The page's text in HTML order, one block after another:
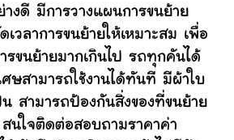
างดี มีการวางแผนการขนย้าย
เวลาการขนย้ายให้เหมาะสม เพื่อ
ารขนย้ายมากเกินไป รถทุกคันได้
ษสามารถใช้งานได้ทันที มีผ้าใบ
สามารถป้องกันสิ่งของที่ขนย้าย
นใจติดต่อสอบถามราคาค่า